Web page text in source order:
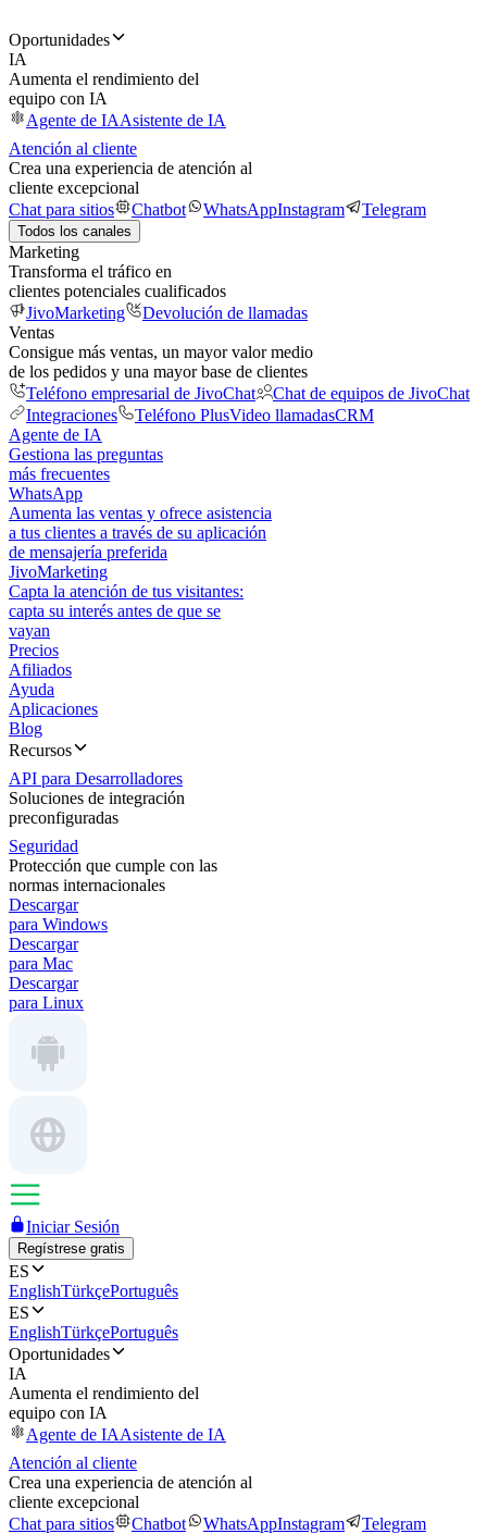
Oportunidades
IA
Aumenta el rendimiento del
equipo con IA
Agente de IAAsistente de IA
Atención al cliente
Crea una experiencia de atención al
cliente excepcional
Chat para sitios
Chatbot WhatsAppInstagram Telegram
Todos los canales
Marketing
Transforma el tráfico en
clientes potenciales cualificados
JivoMarketing
Devolución de llamadas
Ventas
Consigue más ventas, un mayor valor medio
de los pedidos y una mayor base de clientes
Teléfono empresarial de JivoChat
Chat de equipos de JivoChat
Integraciones
Teléfono PlusVideo llamadasCRM
Agente de IA
Gestiona las preguntas
más frecuentes
WhatsApp
Aumenta las ventas y ofrece asistencia
a tus clientes a través de su aplicación
de mensajería preferida
JivoMarketing
Capta la atención de tus visitantes:
capta su interés antes de que se
vayan
Precios
Afiliados
Ayuda
Aplicaciones
Blog
Recursos
API para Desarrolladores
Soluciones de integración
preconfiguradas
Seguridad
Protección que cumple con las
normas internacionales
Descargar
para Windows
Descargar
para Mac
Descargar
para Linux
Iniciar Sesión
Regístrese gratis
ES
EnglishTürkçePortuguês
ES
EnglishTürkçePortuguês
Oportunidades
IA
Aumenta el rendimiento del
equipo con IA
Agente de IAAsistente de IA
Atención al cliente
Crea una experiencia de atención al
cliente excepcional
Chat para sitios
Chatbot WhatsAppInstagram Telegram